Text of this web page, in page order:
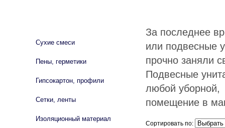
За последнее
или подвесные
прочно заняли
Подвесные
любой уборной,
помещение в
Сортировать по:
Сухие смеси
Пены, герметики
Гипсокартон, профили
Сетки, ленты
Изоляционный материал